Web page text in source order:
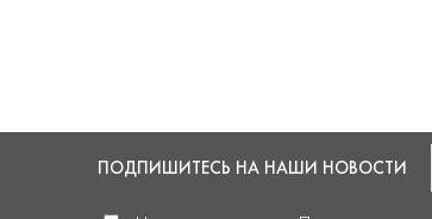
ПОДПИШИТЕСЬ НА НАШИ НОВОСТИ